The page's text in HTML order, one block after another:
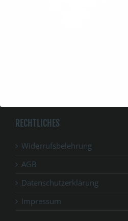
RECHTLICHES
Widerrufsbelehrung
AGB
Datenschutzerklärung
Impressum